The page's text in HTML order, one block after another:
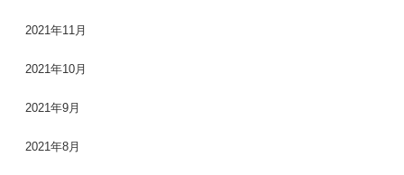
2021年11月
2021年10月
2021年9月
2021年8月